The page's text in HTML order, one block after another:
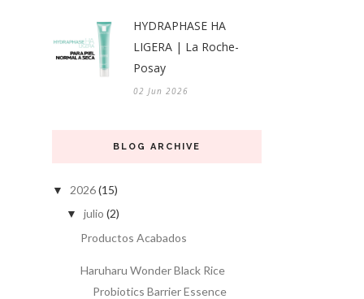
HYDRAPHASE HA
LIGERA | La Roche-
Posay
02 Jun 2026
BLOG ARCHIVE
▼ 2026(15)
▼ julio (2)
Productos Acabados
Haruharu Wonder Black Rice
Probiotics Barrier Essence